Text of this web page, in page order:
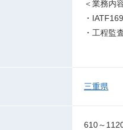
＜業務内
・
・工程監
三重県
610～